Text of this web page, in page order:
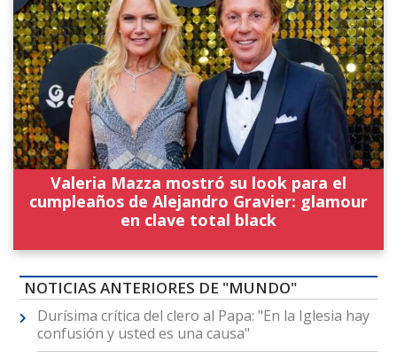
Valeria Mazza mostró su look para el
cumpleaños de Alejandro Gravier: glamour
en clave total black
NOTICIAS ANTERIORES DE "MUNDO"
Durísima crítica del clero al Papa: "En la Iglesia hay
confusión y usted es una causa"